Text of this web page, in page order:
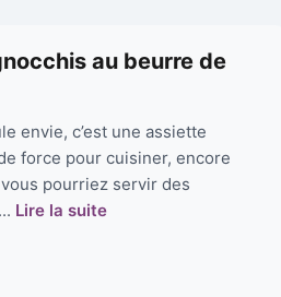
au beurre de
envie, c’est une assiette
force pour cuisiner, encore
pourriez servir des
Lire la suite